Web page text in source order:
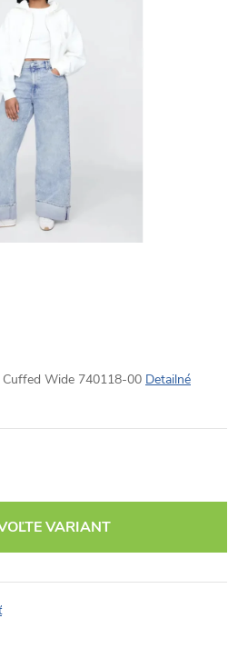
Wide 740118-00 Detailné
VARIANT